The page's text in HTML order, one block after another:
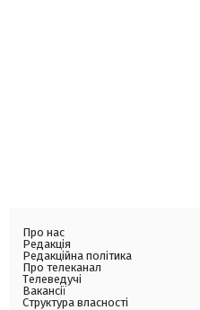
Про нас
Редакція
Редакційна політика
Про телеканал
Телеведучі
Вакансії
Структура власності